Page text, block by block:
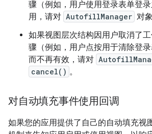
骤（例如，用户使用登录表单登
用，请对 AutofillManager 对
如果视图层次结构因用户取消了
骤（例如，用户点按用于清除登录
而不再有效，请对
cancel() 。
对自动填充事件使用回调
如果您的应用提供了自己的自动填充视